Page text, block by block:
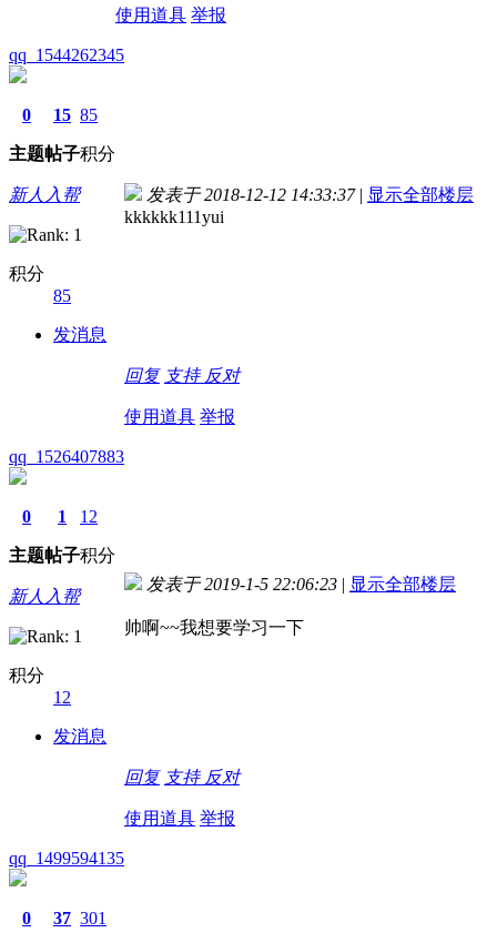
使用道具 举报
qq_1544262345
0
主题
15
帖子
85
积分
新人入帮
积分
85
发消息
发表于 2018-12-12 14:33:37 | 显示全部楼层
kkkkkk111yui
回复 支持 反对
使用道具 举报
qq_1526407883
0
主题
1
帖子
12
积分
新人入帮
积分
12
发消息
发表于 2019-1-5 22:06:23 | 显示全部楼层
帅啊~~我想要学习一下
回复 支持 反对
使用道具 举报
qq_1499594135
0 37 301